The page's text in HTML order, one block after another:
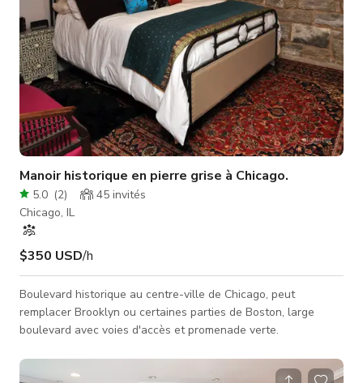
Manoir historique en pierre grise à Chicago.
5.0 (2) 45 invités
Chicago, IL
$350 USD/h
Boulevard historique au centre-ville de Chicago, peut
remplacer Brooklyn ou certaines parties de Boston, large
boulevard avec voies d'accès et promenade verte.